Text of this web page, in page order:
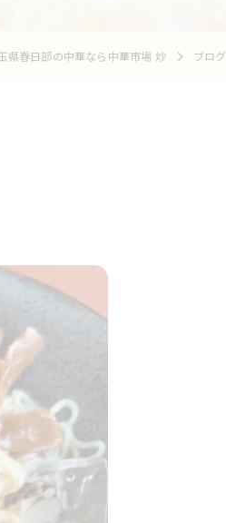
県春日部の中華なら中華市場 炒 ブログ